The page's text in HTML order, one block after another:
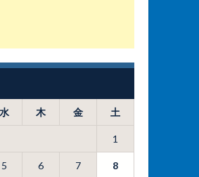
水 木 金 土
1
5 6 7 8